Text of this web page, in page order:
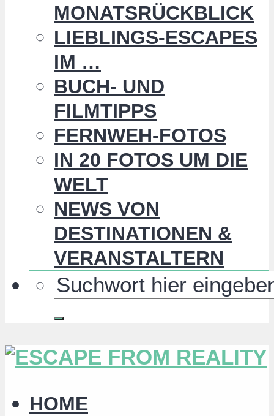
MONATSRÜCKBLICK
LIEBLINGS-ESCAPES
IM …
BUCH- UND
FILMTIPPS
FERNWEH-FOTOS
IN 20 FOTOS UM DIE
WELT
NEWS VON
DESTINATIONEN &
VERANSTALTERN
HOME